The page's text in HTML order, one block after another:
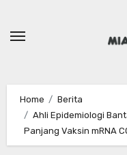
Home
Berita
Ahli Epidemiologi
Panjang Vaksin mRNA